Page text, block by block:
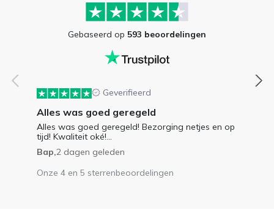
Gebaseerd op 593 beoordelingen
Geverifieerd
Alles was goed geregeld
Alles was goed geregeld! Bezorging netjes en op
tijd! Kwaliteit oké!...
Bap,2 dagen geleden
Onze 4 en 5 sterrenbeoordelingen